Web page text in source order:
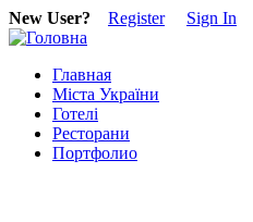
New User? Register Sign In
Главная
Міста України
Готелі
Ресторани
Портфолио